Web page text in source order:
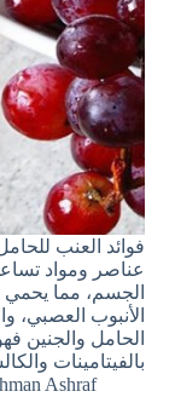
فوائد العنب
عناصر ومواد
الجسم، مما يحمي
الأنبوب العصبي،
الحامل والجنين
بالفيتامينات
Ashraf